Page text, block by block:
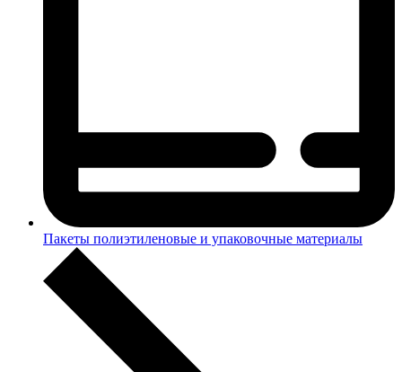
Пакеты полиэтиленовые и упаковочные материалы